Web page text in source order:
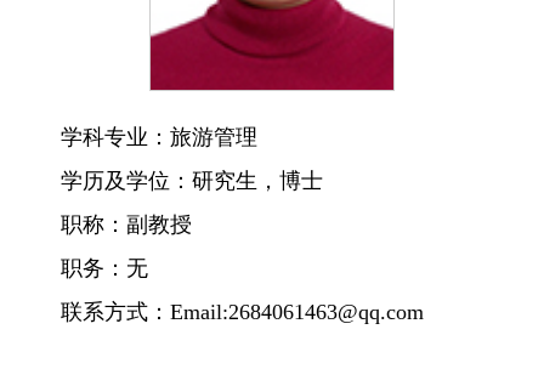
学科专业： 旅游管理
学历及学位： 研究生，博士
职称： 副 教授
职务： 无
联系方式： Email:2684061463@qq.com